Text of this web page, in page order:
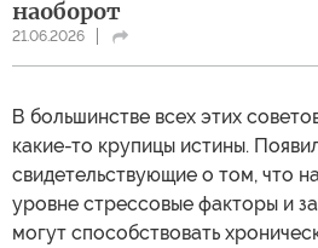
наоборот
21.06.2026
В большинстве всех этих
какие-то крупицы истины.
свидетельствующие о том, что
уровне стрессовые факторы и
могут способствовать